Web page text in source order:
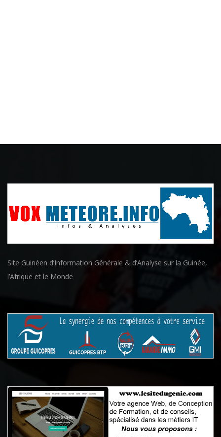
Site Guinéen d’Information Générale & d’Analyse sur la Guinée,
l’Afrique et le Monde